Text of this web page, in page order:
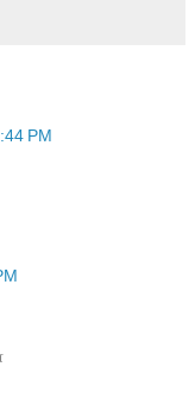
PM